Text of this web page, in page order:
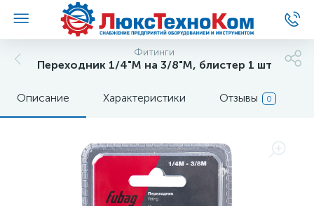
Фитинги
Переходник 1/4"M на 3/8"М, блистер 1 шт
Описание Характеристики Отзывы 0